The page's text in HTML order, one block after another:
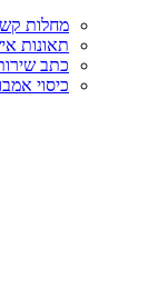
מחלות
תאונות
כתב
כיסוי